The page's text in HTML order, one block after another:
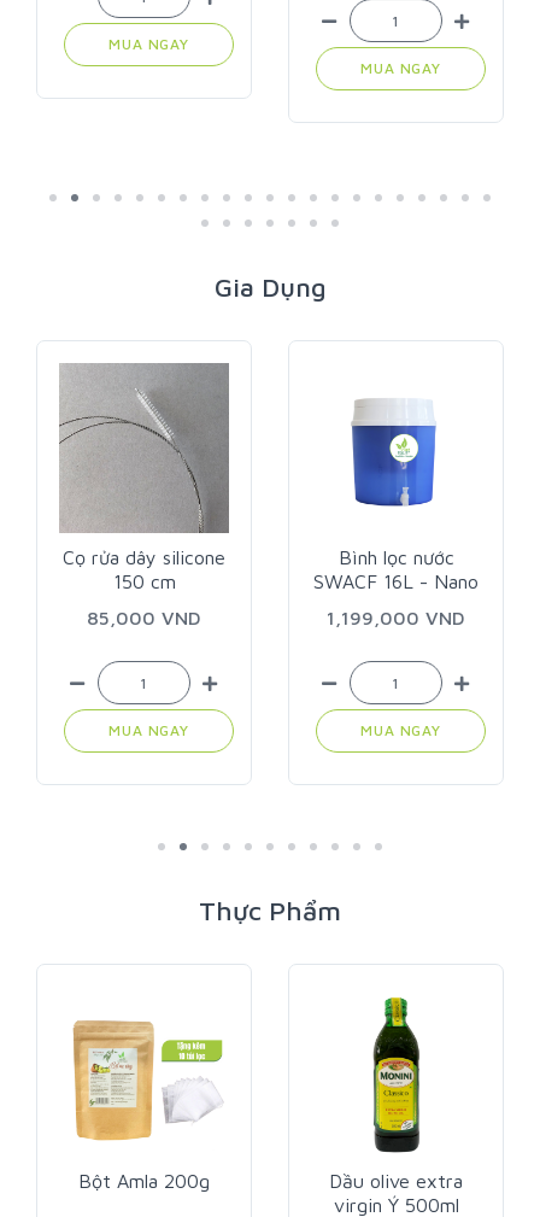
MUA NGAY
MUA
Gia Dụng
Cọ rửa dây silicone
150 cm
85,000 VND
MUA NGAY
Bình lọc nước
SWACF 16L - Nano
1,199,000 VND
MUA NGAY
Thực Phẩm
Bột Amla 200g
Dầu olive extra
virgin Ý 500ml